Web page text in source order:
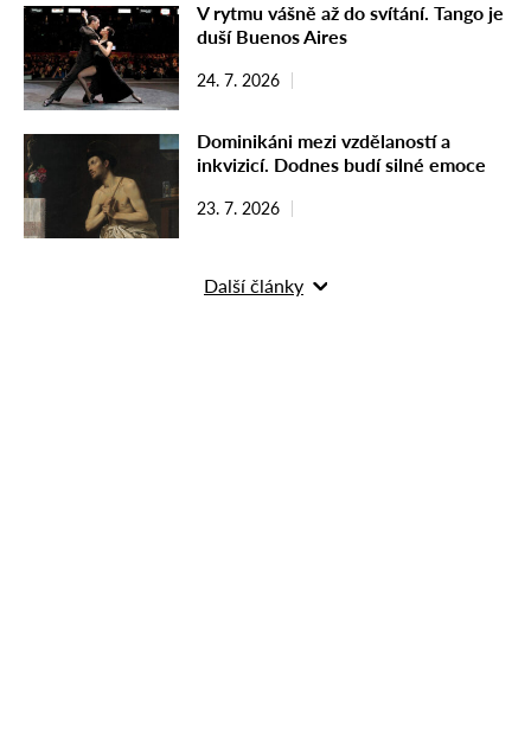
V rytmu vášně až do svítání. Tango je
duší Buenos Aires
24. 7. 2026
Dominikáni mezi vzdělaností a
inkvizicí. Dodnes budí silné emoce
23. 7. 2026
Další články